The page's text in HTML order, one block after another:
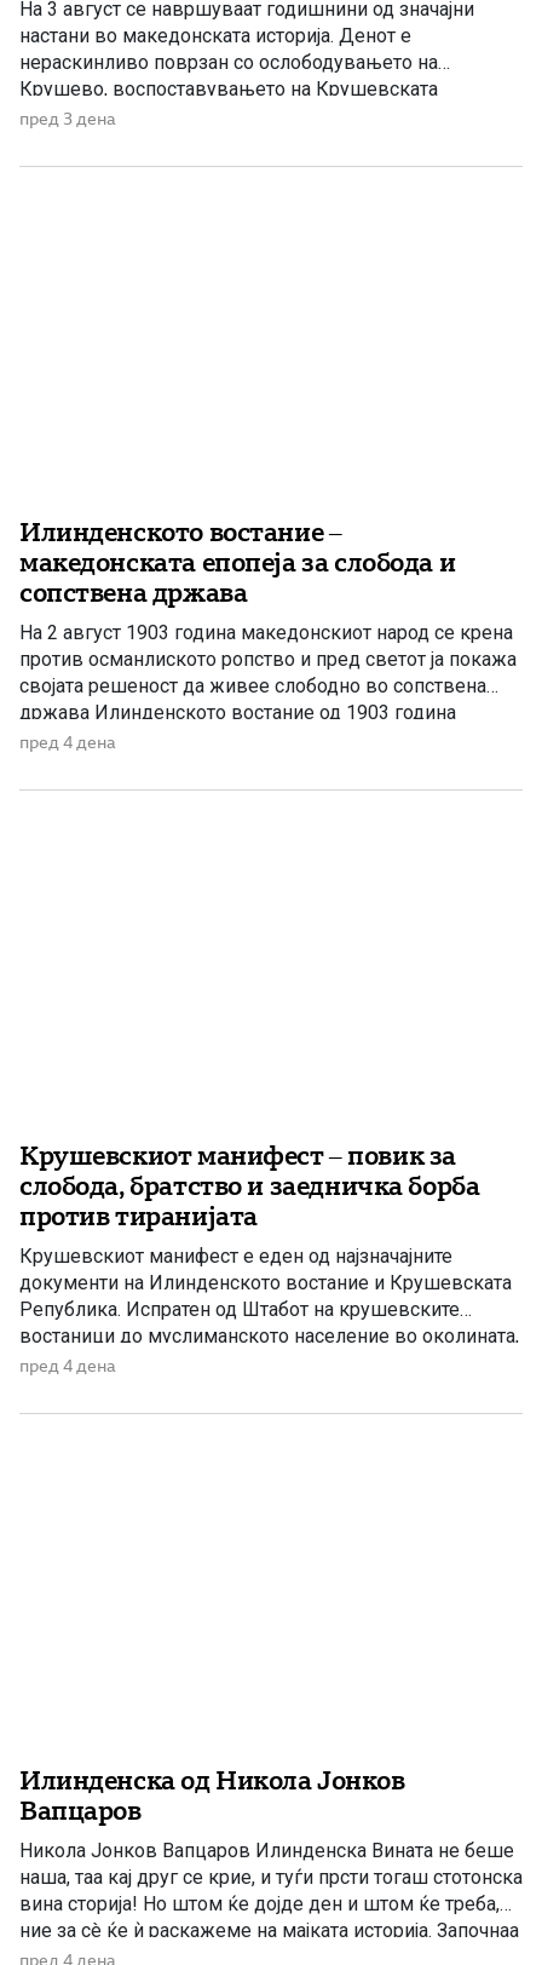
На 3 август се навршуваат годишнини од значајни
настани во македонската историја. Денот е
нераскинливо поврзан со ослободувањето на
Крушево, воспоставувањето на Крушевската
Република, херојските борби на илинденските
АСНОМ. 1903 – Ослободено е Крушево Во ноќта меѓу
пред 3 дена
Илинденското востание –
македонската епопеја за слобода и
сопствена држава
На 2 август 1903 година македонскиот народ се крена
против османлиското ропство и пред светот ја покажа
својата решеност да живее слободно во сопствена
држава Илинденското востание од 1903 година
претставува еден од најсветлите и најзначајните
било ненадеен и изолиран бунт, туку врв на
пред 4 дена
Крушевскиот манифест – повик за
слобода, братство и заедничка борба
против тиранијата
Крушевскиот манифест е еден од најзначајните
документи на Илинденското востание и Крушевската
Република. Испратен од Штабот на крушевските
востаници до муслиманското население во околината,
тој претставува повик за заедничка борба против
верата и народноста. Крушевскиот манифест Браќа
пред 4 дена
Илинденска од Никола Јонков
Вапцаров
Никола Јонков Вапцаров Илинденска Вината не беше
наша, таа кај друг се крие, и туѓи прсти тогаш стотонска
вина сторија! Но штом ќе дојде ден и штом ќе треба,
ние за сè ќе ѝ раскажеме на мајката историја. Започнаа
со раце гнасни на народот во душа да му џбараат, но
пред 4 дена